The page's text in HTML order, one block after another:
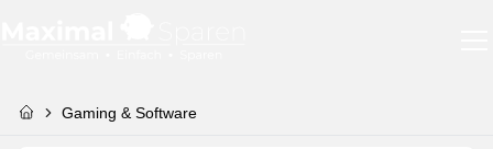
Gaming & Software